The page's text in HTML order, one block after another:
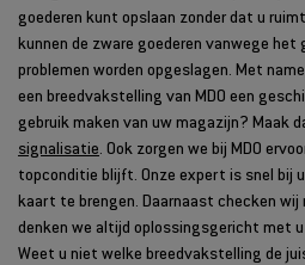
goederen kunt opslaan zonder dat u
kunnen de zware goederen vanwege het
problemen worden opgeslagen. Met
een breedvakstelling van MDO een
gebruik maken van uw magazijn? Maak
signalisatie. Ook zorgen we bij MDO
topconditie blijft. Onze expert is snel bij
kaart te brengen. Daarnaast checken
denken we altijd oplossingsgericht met u
Weet u niet welke breedvakstelling de